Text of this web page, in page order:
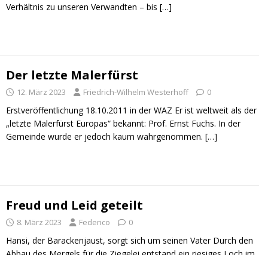
Verhältnis zu unseren Verwandten – bis […]
Der letzte Malerfürst
12. März 2023 Friedrich-Wilhelm Westerhoff 0
Erstveröffentlichung 18.10.2011 in der WAZ Er ist weltweit als der
„letzte Malerfürst Europas“ bekannt: Prof. Ernst Fuchs. In der
Gemeinde wurde er jedoch kaum wahrgenommen. […]
Freud und Leid geteilt
8. März 2023 Federico 0
Hansi, der Barackenjaust, sorgt sich um seinen Vater Durch den